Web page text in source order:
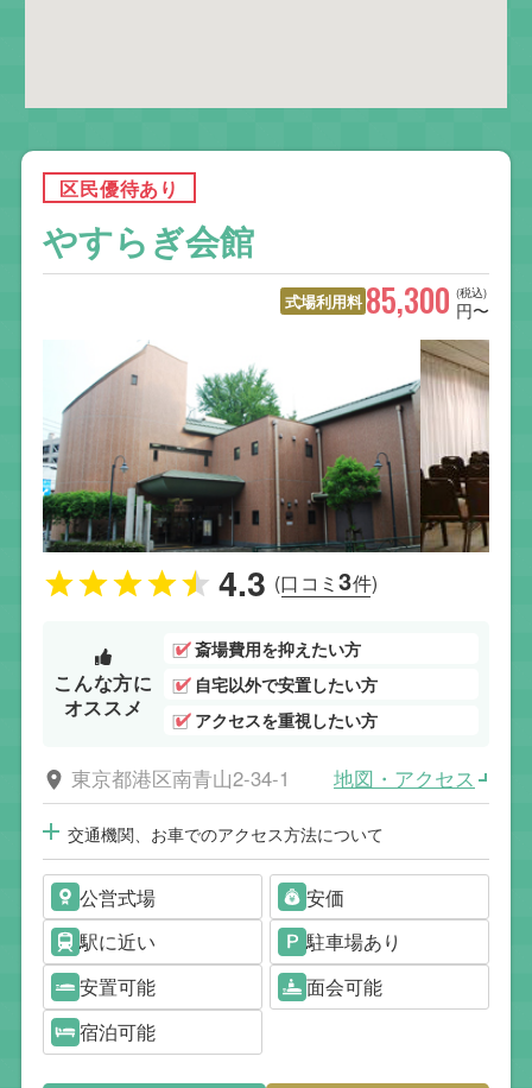
区民優待あり
やすらぎ会館
式場利用料 (税込)
85,300 円〜
4.3 (口コミ3件)
こんな方に
オススメ
斎場費用を抑えたい方
自宅以外で安置したい方
アクセスを重視したい方
東京都港区南青山2-34-1 地図・アクセス
交通機関、お車でのアクセス方法について
公営式場
安価
駅に近い
駐車場あり
安置可能
面会可能
宿泊可能